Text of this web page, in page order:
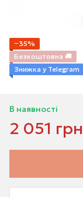
−35%
Безкоштовна 🚚
Знижка у Telegram
В наявності
2 051 грн